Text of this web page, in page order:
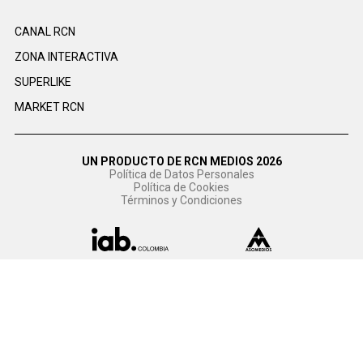
CANAL RCN
ZONA INTERACTIVA
SUPERLIKE
MARKET RCN
UN PRODUCTO DE RCN MEDIOS 2026
Política de Datos Personales
Política de Cookies
Términos y Condiciones